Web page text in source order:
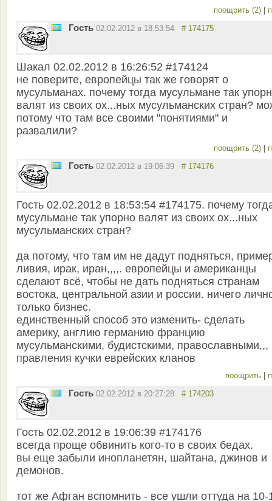
поощрить (2)
Гость 02.02.2012 в 18:53:54 # 174175
Шакал 02.02.2012 в 16:26:52 #174124
не поверите, европейцы так же говорят о
мусульманах. почему тогда мусульмане так
валят из своих ох...ных мусульманских стран?
потому что там все своими "понятиями" и
развалили?
поощрить (2)
Гость 02.02.2012 в 19:06:39 # 174176
Гость 02.02.2012 в 18:53:54 #174175. почему
мусульмане так упорно валят из своих ох...ных
мусульманских стран?
да потому, что там им не дадут подняться,
ливия, ирак, иран,,,,. европейцы и американцы
сделают всё, чтобы не дать подняться странам
востока, центральной азии и россии. ничего
только бизнес.
единственный способ это изменить- сделать
америку, англию германию францию
мусульманскими, будистскими, православными,,,
правления кучки еврейских кланов
поощрить
Гость 02.02.2012 в 20:27:28 # 174203
Гость 02.02.2012 в 19:06:39 #174176
всегда проще обвинить кого-то в своих бедах.
вы еще забыли инопланетян, шайтана, джинов и
демонов.
тот же Афган вспомнить - все ушли оттуда на 10-